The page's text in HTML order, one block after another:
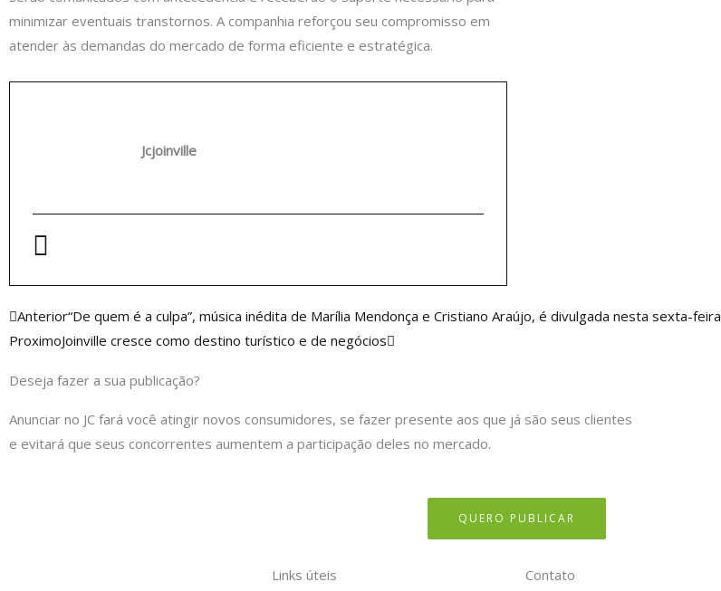
minimizar eventuais transtornos. A companhia reforçou seu compromisso em
atender às demandas do mercado de forma eficiente e estratégica.
Jcjoinville
Anterior
Anterior“De quem é a culpa”, música inédita de Marília Mendonça e Cristiano Araújo, é divulgada nesta sexta-feira
ProximoJoinville cresce como destino turístico e de negócios
Próximo
Deseja fazer a sua publicação?
Anunciar no JC fará você atingir novos consumidores, se fazer presente aos que já são seus clientes
e evitará que seus concorrentes aumentem a participação deles no mercado.
QUERO PUBLICAR
Links úteis Contato